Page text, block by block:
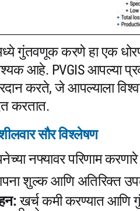
गुंतवणूक करणे हा एक
आहे. PVGIS आपल्या
करते, जे आपल्याला
करतात.
सौर विश्लेषण
नफ्यावर परिणाम
शुल्क आणि अतिरिक्त
खर्च कमी करण्यात आणि